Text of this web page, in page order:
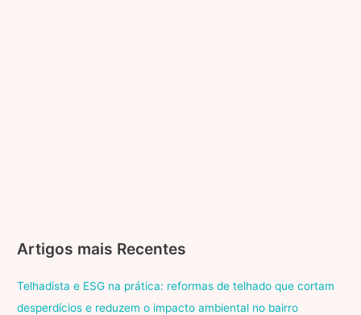
Artigos mais Recentes
Telhadista e ESG na prática: reformas de telhado que cortam
desperdícios e reduzem o impacto ambiental no bairro